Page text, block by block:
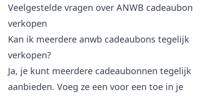
Veelgestelde vragen over ANWB cadeaubon
verkopen
Kan ik meerdere anwb cadeaubons tegelijk
verkopen?
Ja, je kunt meerdere cadeaubonnen tegelijk
aanbieden. Voeg ze een voor een toe in je